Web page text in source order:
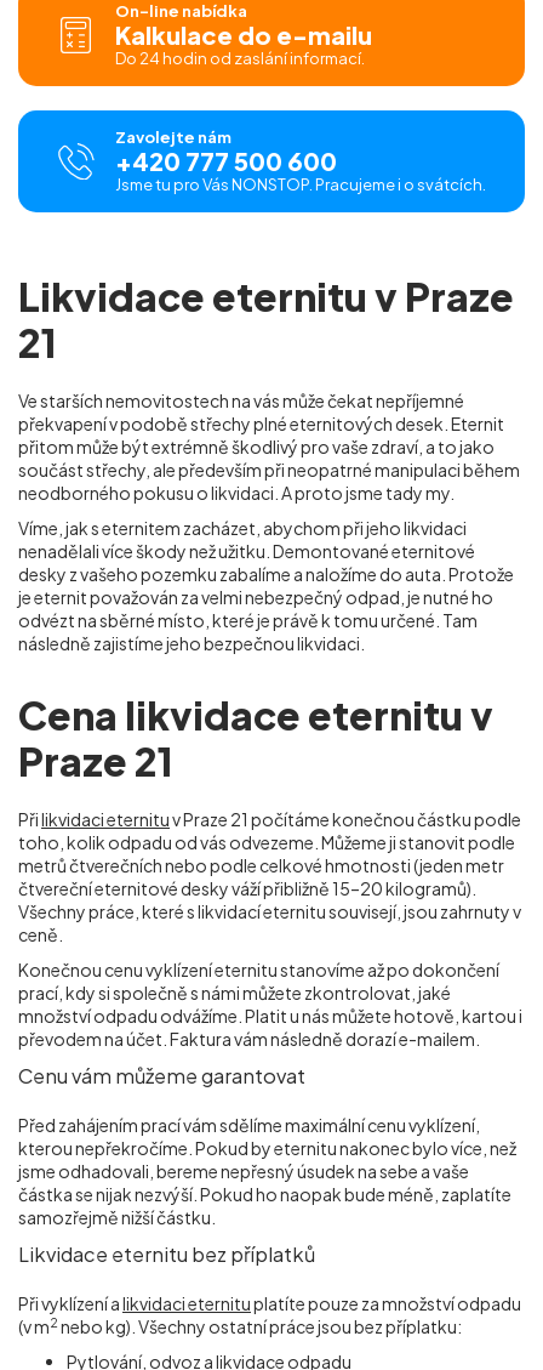
On-line nabídka
Kalkulace do e-mailu
Do 24 hodin od zaslání informací.
Zavolejte nám
+420 777 500 600
Jsme tu pro Vás NONSTOP. Pracujeme i o svátcích.
Likvidace eternitu v Praze
21
Ve starších nemovitostech na vás může čekat nepříjemné
překvapení v podobě střechy plné eternitových desek. Eternit
přitom může být extrémně škodlivý pro vaše zdraví, a to jako
součást střechy, ale především při neopatrné manipulaci během
neodborného pokusu o likvidaci. A proto jsme tady my.
Víme, jak s eternitem zacházet, abychom při jeho likvidaci
nenadělali více škody než užitku. Demontované eternitové
desky z vašeho pozemku zabalíme a naložíme do auta. Protože
je eternit považován za velmi nebezpečný odpad, je nutné ho
odvézt na sběrné místo, které je právě k tomu určené. Tam
následně zajistíme jeho bezpečnou likvidaci.
Cena likvidace eternitu v
Praze 21
Přilikvidaci eternituv Praze 21 počítáme konečnou částku podle
toho, kolik odpadu od vás odvezeme. Můžeme ji stanovit podle
metrů čtverečních nebo podle celkové hmotnosti (jeden metr
čtvereční eternitové desky váží přibližně 15–20 kilogramů).
Všechny práce, které s likvidací eternitu souvisejí, jsou zahrnuty v
ceně.
Konečnou cenu vyklízení eternitu stanovíme až po dokončení
prací, kdy si společně s námi můžete zkontrolovat, jaké
množství odpadu odvážíme. Platit u nás můžete hotově, kartou i
převodem na účet. Faktura vám následně dorazí e-mailem.
Cenu vám můžeme garantovat
Před zahájením prací vám sdělíme maximální cenu vyklízení,
kterou nepřekročíme. Pokud by eternitu nakonec bylo více, než
jsme odhadovali, bereme nepřesný úsudek na sebe a vaše
částka se nijak nezvýší. Pokud ho naopak bude méně, zaplatíte
samozřejmě nižší částku.
Likvidace eternitu bez příplatků
Při vyklízení alikvidaci eternituplatíte pouze za množství odpadu
(v m2 nebo kg). Všechny ostatní práce jsou bez příplatku:
Pytlování, odvoz a likvidace odpadu